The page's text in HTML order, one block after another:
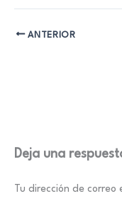
ANTERIOR
Deja una
Tu dirección de